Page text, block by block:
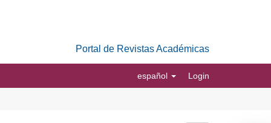
Portal de Revistas Académicas
español Login